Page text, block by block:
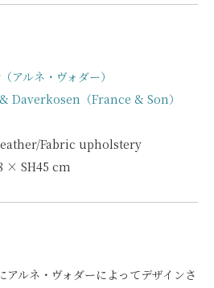
ルネ・ヴォダー）
Daverkosen（France & Son）
Fabric upholstery
× SH45 cm
ルネ・ヴォダーによってデザインさ